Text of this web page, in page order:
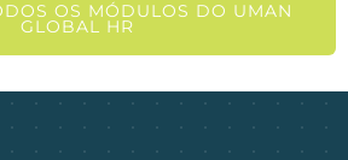
OS MÓDULOS DO UMAN
GLOBAL HR